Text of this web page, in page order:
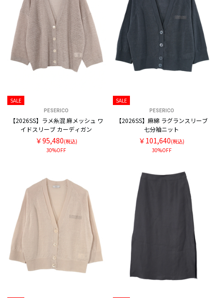
SALE
PESERICO
【2026SS】ラメ糸混 麻メッシュ ワ
イドスリーブ カーディガン
￥95,480(税込)
30%OFF
SALE
PESERICO
【2026SS】麻綿 ラグランスリーブ
七分袖ニット
￥101,640(税込)
30%OFF